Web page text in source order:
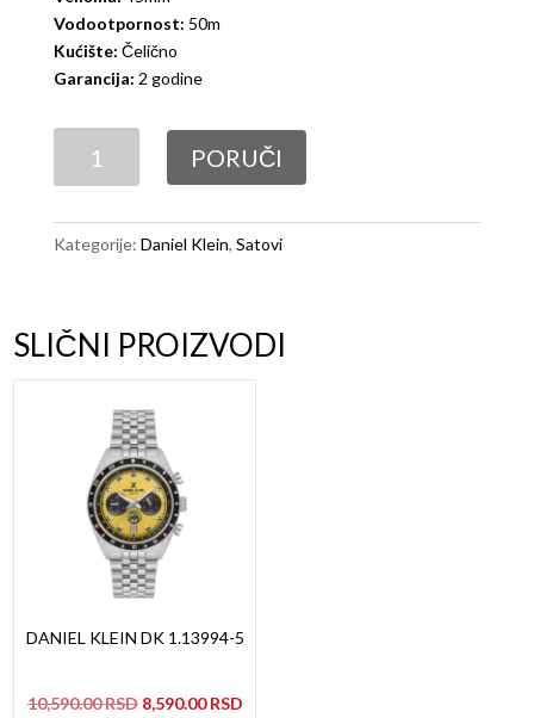
Vodootpornost: 50m
Kućište: Čelično
Garancija: 2 godine
1.13144-
2
PORUČI
Kategorije: Daniel Klein, Satovi
SLIČNI PROIZVODI
DANIEL KLEIN DK 1.13994-5
10,590.00
Originalna
8,590.00
Trenutna